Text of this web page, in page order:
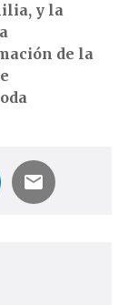
y la
de la